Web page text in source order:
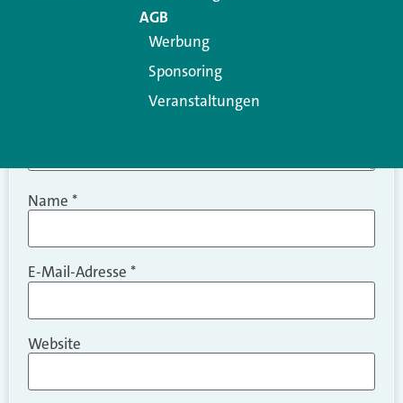
Name *
E-Mail-Adresse *
Website
AGB
Werbung
Sponsoring
Veranstaltungen